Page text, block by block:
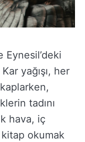
Eynesil’deki
yağışı, her
tadını
hava, iç
okumak